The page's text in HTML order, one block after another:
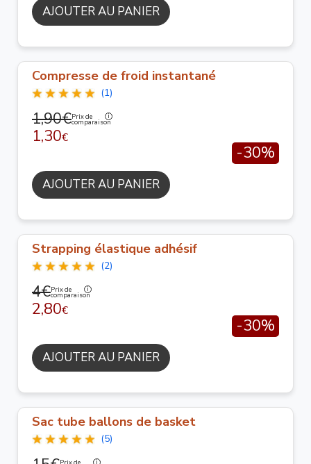
AJOUTER AU PANIER
Compresse de froid instantané
(1)
1,90€Prix de
comparaison
1,30€
-30%
AJOUTER AU PANIER
Strapping élastique adhésif
(2)
4€Prix de
comparaison
2,80€
-30%
AJOUTER AU PANIER
Sac tube ballons de basket
(5)
Prix de